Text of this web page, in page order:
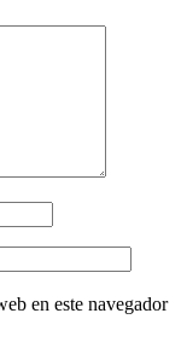
en este navegador